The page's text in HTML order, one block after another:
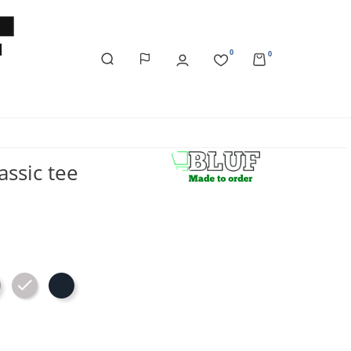
0 0
tee
GreyAsh Navy